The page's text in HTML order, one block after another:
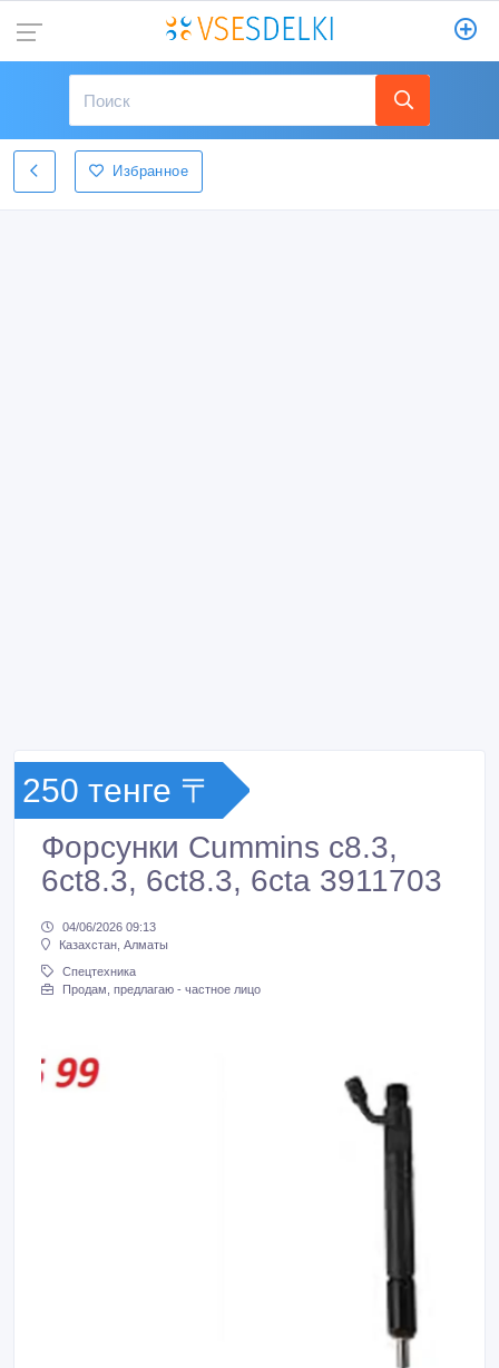
Избранное
250 тенге 〒
Форсунки Cummins c8.3,
6ct8.3, 6ct8.3, 6cta 3911703
04/06/2026 09:13
Казахстан, Алматы
Спецтехника
Продам, предлагаю - частное лицо